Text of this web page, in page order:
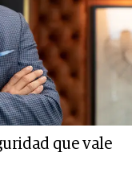
que vale